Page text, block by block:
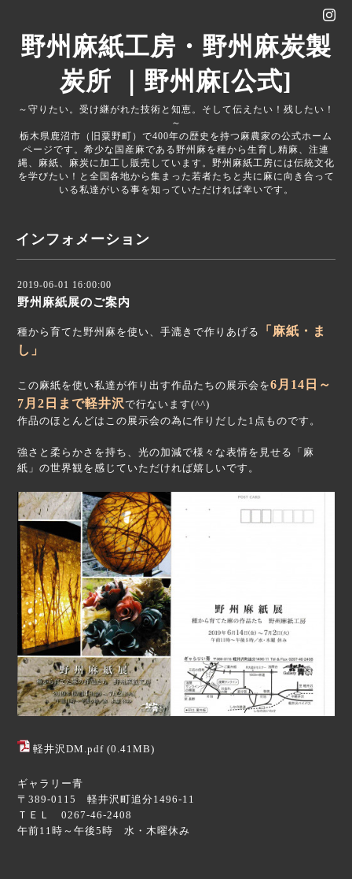
野州麻紙工房・野州麻炭製
炭所 ｜野州麻[公式]
～守りたい。受け継がれた技術と知恵。そして伝えたい！残したい！
～
栃木県鹿沼市（旧粟野町）で400年の歴史を持つ麻農家の公式ホーム
ページです。希少な国産麻である野州麻を種から生育し精麻、注連
縄、麻紙、麻炭に加工し販売しています。野州麻紙工房には伝統文化
を学びたい！と全国各地から集まった若者たちと共に麻に向き合って
いる私達がいる事を知っていただければ幸いです。
インフォメーション
2019-06-01 16:00:00
野州麻紙展のご案内
種から育てた野州麻を使い、手漉きで作りあげる
「麻紙・ま
し」
この麻紙を使い私達が作り出す作品たちの展示会を6月14日～
7月2日まで軽井沢で行ないます(^^)
作品のほとんどはこの展示会の為に作りだした1点ものです。
強さと柔らかさを持ち、光の加減で様々な表情を見せる「麻
紙」の世界観を感じていただければ嬉しいです。
軽井沢DM.pdf (0.41MB)
ギャラリー青
〒389-0115 軽井沢町追分1496-11
ＴＥＬ 0267-46-2408
午前11時～午後5時 水・木曜休み